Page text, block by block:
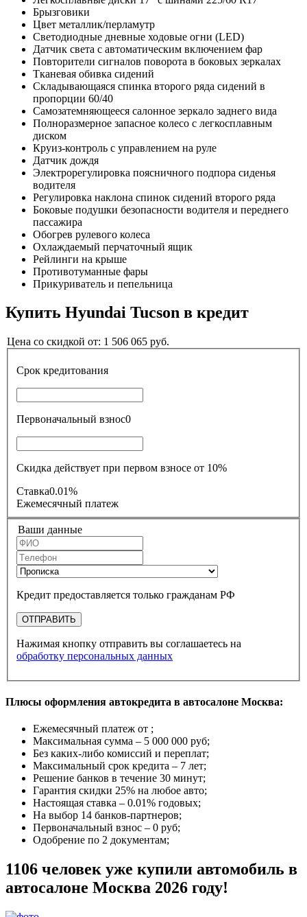
Брызговики
Цвет металлик/перламутр
Светодиодные дневные ходовые огни (LED)
Датчик света с автоматическим включением фар
Повторители сигналов поворота в боковых зеркалах
Тканевая обивка сидений
Складывающаяся спинка второго ряда сидений в
пропорции 60/40
Самозатемняющееся салонное зеркало заднего вида
Полноразмерное запасное колесо с легкосплавным
диском
Круиз-контроль с управлением на руле
Датчик дождя
Электрорегулировка поясничного подпора сиденья
водителя
Регулировка наклона спинок сидений второго ряда
Боковые подушки безопасности водителя и переднего
пассажира
Обогрев рулевого колеса
Охлаждаемый перчаточный ящик
Рейлинги на крыше
Противотуманные фары
Прикуриватель и пепельница
Купить Hyundai Tucson в кредит
Цена со скидкой от: 1 506 065 руб.
Срок кредитования
Первоначальный взнос0
Скидка действует при первом взносе от 10%
Ставка0.01%
Ежемесячный платеж
Ваши данные
Кредит предоставляется только гражданам РФ
ОТПРАВИТЬ
Нажимая кнопку отправить вы соглашаетесь на
обработку персональных данных
Плюсы оформления автокредита в автосалоне Москва:
Ежемесячный платеж от ;
Максимальная сумма – 5 000 000 руб;
Без каких-либо комиссий и переплат;
Максимальный срок кредита – 7 лет;
Решение банков в течение 30 минут;
Гарантия скидки 25% на любое авто;
Настоящая ставка – 0.01% годовых;
На выбор 14 банков-партнеров;
Первоначальный взнос – 0 руб;
Одобрение по 2 документам;
1106 человек уже купили автомобиль в
автосалоне Москва 2026 году!